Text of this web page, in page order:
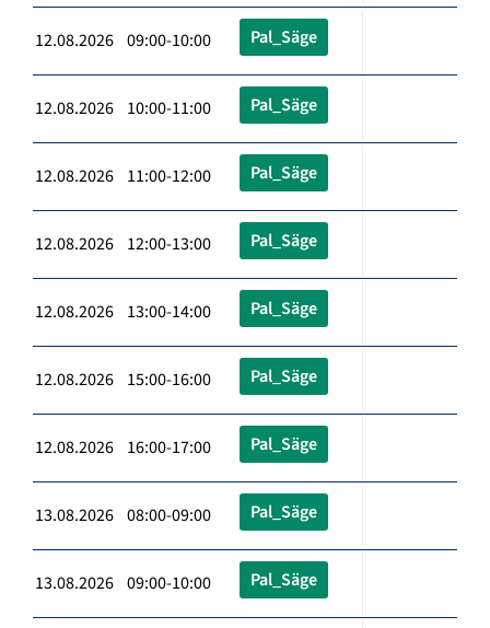
12.08.2026 09:00-10:00 Pal_Säge
12.08.2026 10:00-11:00 Pal_Säge
12.08.2026 11:00-12:00 Pal_Säge
12.08.2026 12:00-13:00 Pal_Säge
12.08.2026 13:00-14:00 Pal_Säge
12.08.2026 15:00-16:00 Pal_Säge
12.08.2026 16:00-17:00 Pal_Säge
13.08.2026 08:00-09:00 Pal_Säge
13.08.2026 09:00-10:00 Pal_Säge